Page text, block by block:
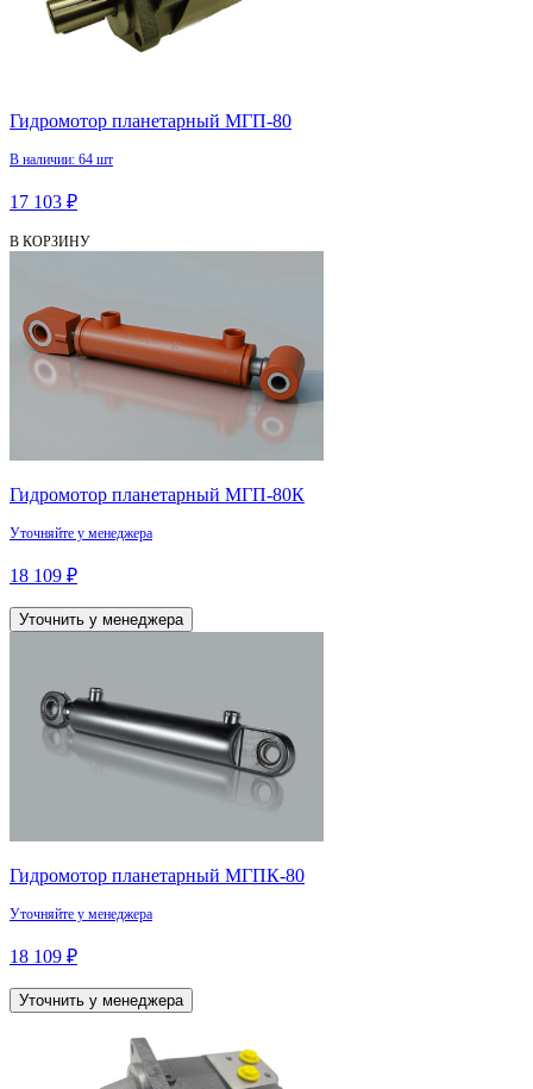
Гидромотор планетарный МГП-80
В наличии: 64 шт
17 103 ₽
В КОРЗИНУ
Гидромотор планетарный МГП-80К
Уточняйте у менеджера
18 109 ₽
Уточнить у менеджера
Гидромотор планетарный МГПК-80
Уточняйте у менеджера
18 109 ₽
Уточнить у менеджера